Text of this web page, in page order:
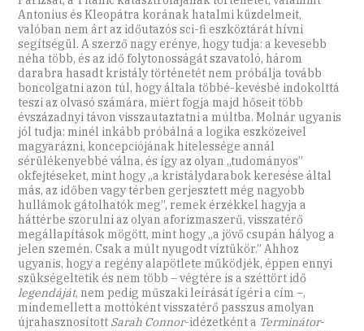
Antonius és Kleopátra korának hatalmi küzdelmeit,
valóban nem árt az időutazós sci-fi eszköztárát hívni
segítségül. A szerző nagy erénye, hogy tudja: a kevesebb
néha több, és az idő folytonosságát szavatoló, három
darabra hasadt kristály történetét nem próbálja tovább
boncolgatni azon túl, hogy általa többé-kevésbé indokolttá
teszi az olvasó számára, miért fogja majd hőseit több
évszázadnyi távon visszautaztatni a múltba. Molnár ugyanis
jól tudja: minél inkább próbálná a logika eszközeivel
magyarázni, koncepciójának hitelessége annál
sérülékenyebbé válna, és így az olyan „tudományos”
okfejtéseket, mint hogy „a kristálydarabok keresése által
más, az időben vagy térben gerjesztett még nagyobb
hullámok gátolhatók meg”, remek érzékkel hagyja a
háttérbe szorulni az olyan aforizmaszerű, visszatérő
megállapítások mögött, mint hogy „a jövő csupán hályog a
jelen szemén. Csak a múlt nyugodt víztükör.” Ahhoz
ugyanis, hogy a regény alapötlete működjék, éppen ennyi
szükségeltetik és nem több – végtére is a széttört idő
legendáját, nem pedig műszaki leírását ígéri a cím –,
mindemellett a mottóként visszatérő passzus amolyan
újrahasznosított Sarah Connor-idézetként a Terminátor-